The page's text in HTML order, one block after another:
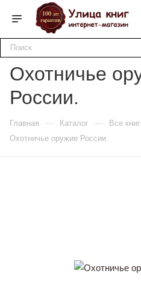
Охотничье
России.
Главная — Каталог — Все
Охотничье оружие России.